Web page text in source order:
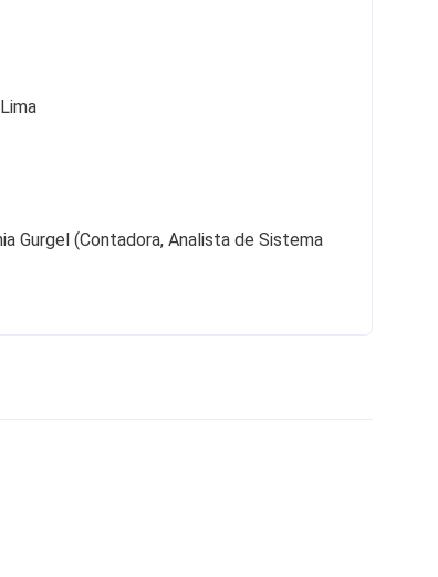
Gurgel (Contadora, Analista de Sistema